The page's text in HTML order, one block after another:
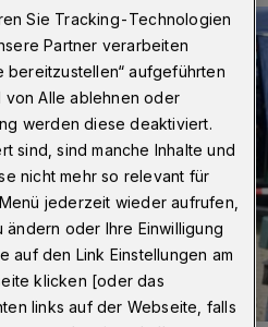
Sie Tracking-Technologien
Partner verarbeiten
bereitzustellen“ aufgeführten
von Alle ablehnen oder
werden diese deaktiviert.
sind, sind manche Inhalte und
nicht mehr so relevant für
jederzeit wieder aufrufen,
ändern oder Ihre Einwilligung
auf den Link Einstellungen am
klicken [oder das
links auf der Webseite, falls